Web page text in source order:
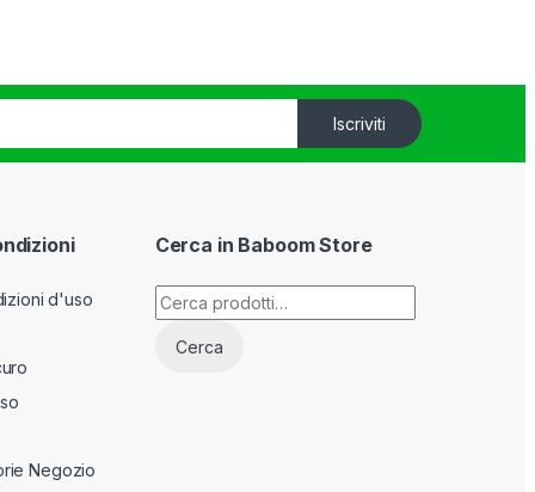
Iscriviti
d'uso
Negozio
Cerca in Baboom Store
Cerca:
Cerca